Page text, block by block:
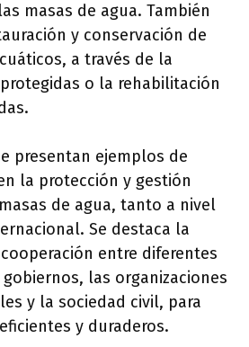
masas de agua. También
y conservación de
a través de la
o la rehabilitación
presentan ejemplos de
la protección y gestión
de agua, tanto a nivel
Se destaca la
entre diferentes
las organizaciones
y la sociedad civil, para
y duraderos.